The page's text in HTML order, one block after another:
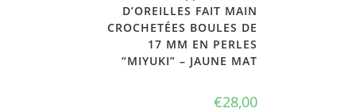
D’OREILLES FAIT MAIN
CROCHETÉES BOULES DE
17 MM EN PERLES
“MIYUKI” – JAUNE MAT
€28,00